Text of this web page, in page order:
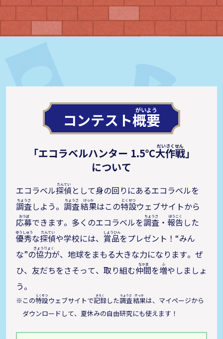
コンテスト概要
「エコラベルハンター 1.5℃大作戦」
について
エコラベル探偵として身の回りにあるエコラベルを
調査しよう。 調査結果はこの特設ウェブサイトから
応募できます。多くのエコラベルを調査 ・ 報告した
優秀な探偵や学校には、 賞品をプレゼント！“みん
な”の協力が、地球をまもる大きな力になります。ぜ
ひ、友だちをさそって、取り組む仲間を増やしましょ
う。
この特設ウェブサイトで記録した調査結果は、マイページから
ダウンロードして、夏休みの自由研究にも使えます！